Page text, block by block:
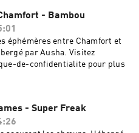
- Bambou
éphémères entre Chamfort et
par Ausha. Visitez
de-confidentialite pour plus
- Super Freak